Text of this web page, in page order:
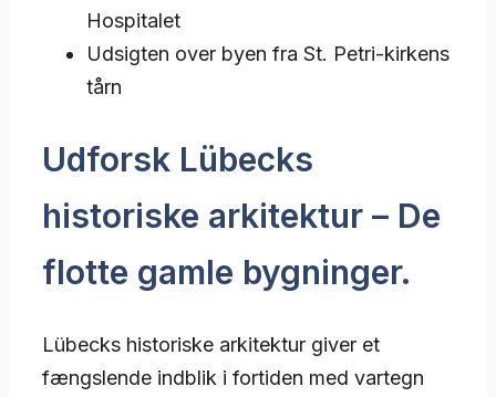
Hospitalet
Udsigten over byen fra St. Petri-kirkens
tårn
Udforsk Lübecks
historiske arkitektur – De
flotte gamle bygninger.
Lübecks historiske arkitektur giver et
fængslende indblik i fortiden med vartegn